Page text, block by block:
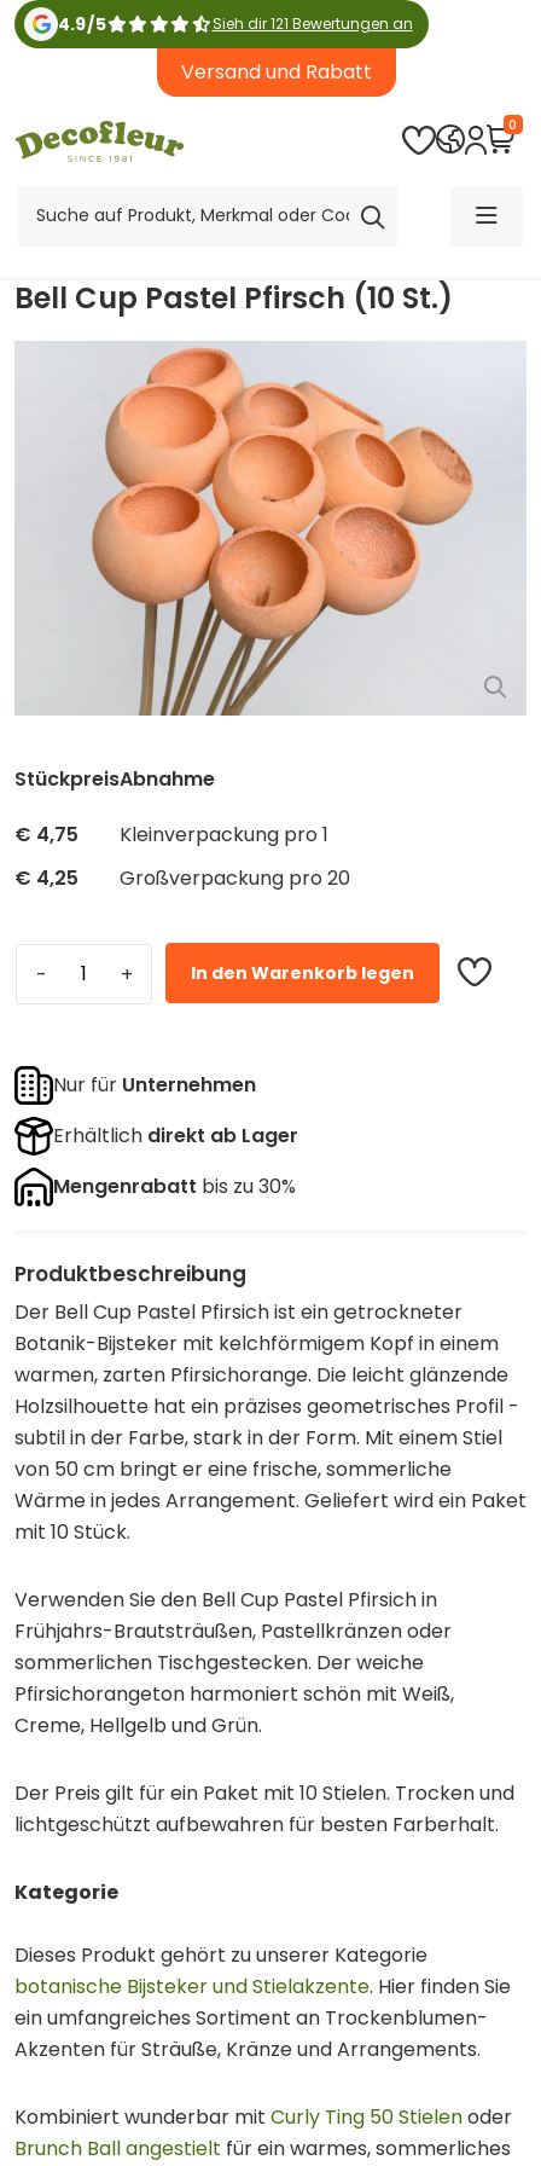
4.9/5 Sieh dir 121 Bewertungen an
Versand und Rabatt
0
Bell Cup Pastel Pfirsch (10 St.)
Stückpreis
€ 4,75
€ 4,25
Abnahme
Kleinverpackung pro 1
Großverpackung pro 20
In den Warenkorb legen
Nur für Unternehmen
Erhältlich direkt ab Lager
Mengenrabatt bis zu 30%
Produktbeschreibung
Der Bell Cup Pastel Pfirsich ist ein getrockneter
Botanik-Bijsteker mit kelchförmigem Kopf in einem
warmen, zarten Pfirsichorange. Die leicht glänzende
Holzsilhouette hat ein präzises geometrisches Profil -
subtil in der Farbe, stark in der Form. Mit einem Stiel
von 50 cm bringt er eine frische, sommerliche
Wärme in jedes Arrangement. Geliefert wird ein Paket
mit 10 Stück.
Verwenden Sie den Bell Cup Pastel Pfirsich in
Frühjahrs-Brautsträußen, Pastellkränzen oder
sommerlichen Tischgestecken. Der weiche
Pfirsichorangeton harmoniert schön mit Weiß,
Creme, Hellgelb und Grün.
Der Preis gilt für ein Paket mit 10 Stielen. Trocken und
lichtgeschützt aufbewahren für besten Farberhalt.
Kategorie
Dieses Produkt gehört zu unserer Kategorie
botanische Bijsteker und Stielakzente. Hier finden Sie
ein umfangreiches Sortiment an Trockenblumen-
Akzenten für Sträuße, Kränze und Arrangements.
Kombiniert wunderbar mit Curly Ting 50 Stielenoder
Brunch Ball angestielt für ein warmes, sommerliches